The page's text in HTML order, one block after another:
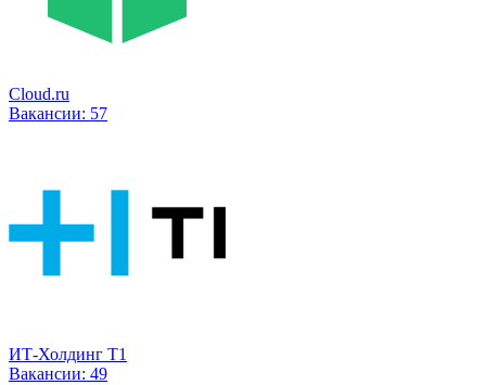
Cloud.ru
Вакансии: 57
ИТ-Холдинг Т1
Вакансии: 49